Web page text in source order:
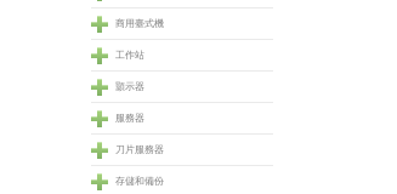
商用臺式機
工作站
顥示器
服務器
刀片服務器
存儲和備份